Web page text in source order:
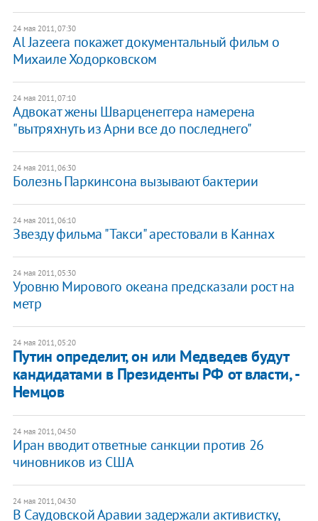
24 мая 2011, 07:30
Al Jazeera покажет документальный фильм о
Михаиле Ходорковском
24 мая 2011, 07:10
Адвокат жены Шварценеггера намерена
"вытряхнуть из Арни все до последнего"
24 мая 2011, 06:30
Болезнь Паркинсона вызывают бактерии
24 мая 2011, 06:10
Звезду фильма "Такси" арестовали в Каннах
24 мая 2011, 05:30
Уровню Мирового океана предсказали рост на
метр
24 мая 2011, 05:20
Путин определит, он или Медведев будут
кандидатами в Президенты РФ от власти, -
Немцов
24 мая 2011, 04:50
Иран вводит ответные санкции против 26
чиновников из США
24 мая 2011, 04:30
В Саудовской Аравии задержали активистку,